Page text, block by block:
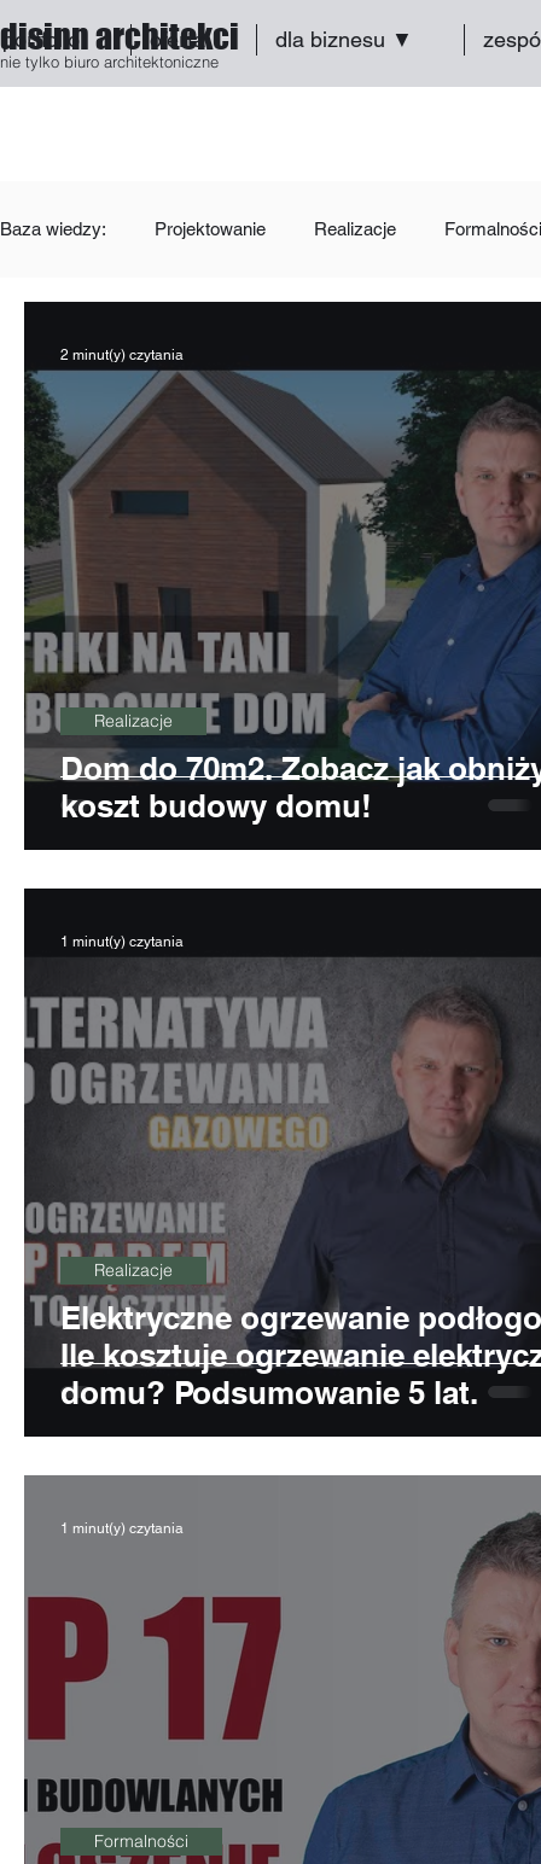
disinn architekci
nie tylko biuro architektoniczne
portfolio oferta dla biznesu ▼
Baza wiedzy: Projektowanie Realizacje Formalności
Dom do 70m2. Zobacz jak
koszt budowy domu!
Realizacje
2 minut(y) czytania
Elektryczne ogrzewanie
Ile kosztuje ogrzewanie
domu? Podsumowanie 5 lat.
Realizacje
1 minut(y) czytania
Formalności
1 minut(y) czytania